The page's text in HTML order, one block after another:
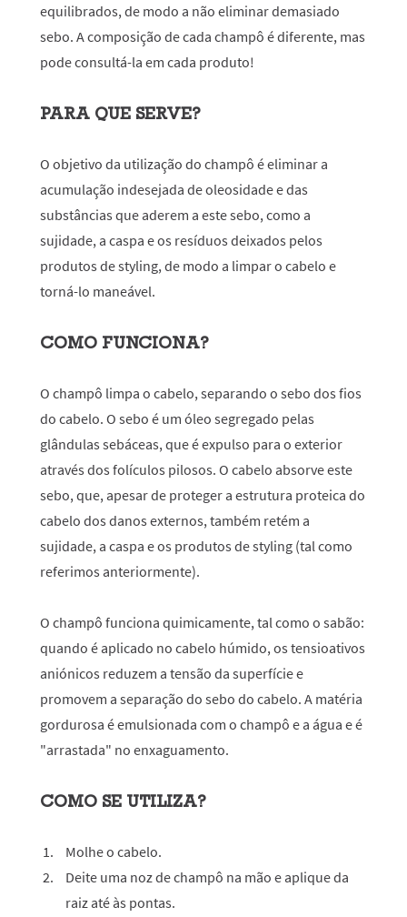
equilibrados, de modo a não eliminar demasiado
sebo. A composição de cada champô é diferente, mas
pode consultá-la em cada produto!
PARA QUE SERVE?
O objetivo da utilização do champô é eliminar a
acumulação indesejada de oleosidade e das
substâncias que aderem a este sebo, como a
sujidade, a caspa e os resíduos deixados pelos
produtos de styling, de modo a limpar o cabelo e
torná-lo maneável.
COMO FUNCIONA?
O champô limpa o cabelo, separando o sebo dos fios
do cabelo. O sebo é um óleo segregado pelas
glândulas sebáceas, que é expulso para o exterior
através dos folículos pilosos. O cabelo absorve este
sebo, que, apesar de proteger a estrutura proteica do
cabelo dos danos externos, também retém a
sujidade, a caspa e os produtos de styling (tal como
referimos anteriormente).
O champô funciona quimicamente, tal como o sabão:
quando é aplicado no cabelo húmido, os tensioativos
aniónicos reduzem a tensão da superfície e
promovem a separação do sebo do cabelo. A matéria
gordurosa é emulsionada com o champô e a água e é
"arrastada" no enxaguamento.
COMO SE UTILIZA?
Molhe o cabelo.
Deite uma noz de champô na mão e aplique da
raiz até às pontas.